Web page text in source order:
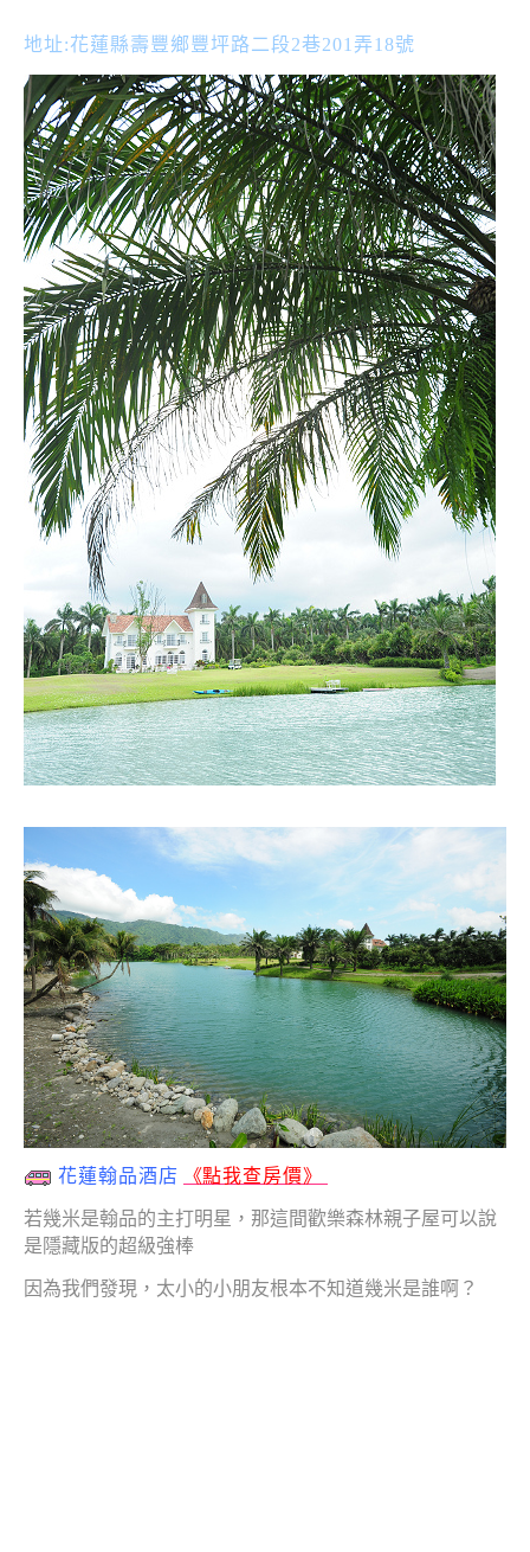
地址:花蓮縣壽豐鄉豐坪路二段2巷201弄18號
花蓮翰品酒店 《點我查房價》
若幾米是翰品的主打明星，那這間歡樂森林親子屋可以說
是隱藏版的超級強棒
因為我們發現，太小的小朋友根本不知道幾米是誰啊？